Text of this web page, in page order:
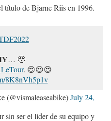
título de Bjarne Riis en 1996.
🥹
. 😍😍😍
8K8nVh5p1v
(@vismaleaseabike)July 24,
sin ser el líder de su equipo y